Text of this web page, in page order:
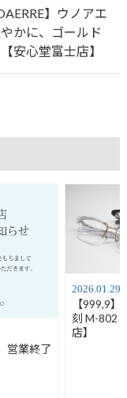
】ウノアエ
かに、ゴールド
安心堂富士店】
営業終了
2026.01.29
【999,9
刻 M-802
店】